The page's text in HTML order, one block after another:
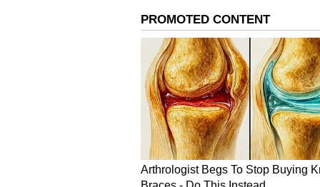
விவாதிக்கப்பட்டுவருகிறது.
பாண்டியா ஆகிய 5 பேட்டிங்
தினேஷ் கார்த்திக் ஆகிய
உள்ளது.